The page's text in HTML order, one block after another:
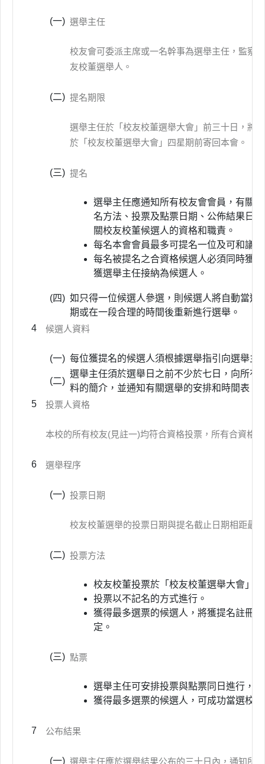
(一) 選舉主任
校友會可委派主席或一名幹事為選舉主任，監察
友校董選舉人。
(二) 提名期限
選舉主任於「校友校董選舉大會」前三十日，將
於「校友校董選舉大會」四星期前寄回本會。
(三) 提名
選舉主任應通知所有校友會會員，有關
名方法、投票及點票日期、公佈結果日
關校友校董候選人的資格和職責。
每名本會會員最多可提名一位及可和議
每名被提名之合資格候選人必須同時獲
獲選舉主任接納為候選人。
(四) 如只得一位候選人參選，則候選人將自動當
期或在一段合理的時間後重新進行選舉。
4
候選人資料
(一) 每位獲提名的候選人須根據選舉指引向選舉主
(二)
選舉主任須於選舉日之前不少於七日，向所
料的簡介，並通知有關選舉的安排和時間表。
5
投票人資格
本校的所有校友(見註一)均符合資格投票，所有合資格
6 選舉程序
(一) 投票日期
校友校董選舉的投票日期與提名截止日期相距最
(二) 投票方法
校友校董投票於「校友校董選舉大會」
投票以不記名的方式進行。
獲得最多選票的候選人，將獲提名註冊
定。
(三) 點票
選舉主任可安排投票與點票同日進行，
獲得最多選票的候選人，可成功當選校
7 公布結果
(一) 選舉主任應於選舉結果公布的三十日內，通知所